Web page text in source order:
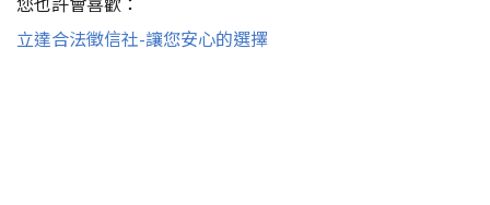
立達合法徵信社-讓您安心的選擇